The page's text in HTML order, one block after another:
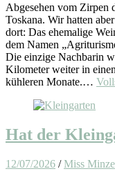
Abgesehen vom Zirpen
Toskana. Wir hatten
dort: Das ehemalige
dem Namen
Die einzige Nachbarin
Kilometer weiter in
kühleren Monate.…
Hat der
12/07/2026 /Miss Minze